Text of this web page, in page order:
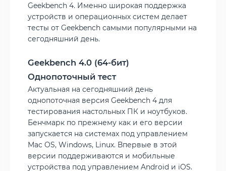
Geekbench 4. Именно широкая поддержка
устройств и операционных систем делает
тесты от Geekbench самыми популярными на
сегодняшний день.
Geekbench 4.0 (64-бит)
Однопоточный тест
Актуальная на сегодняшний день
однопоточная версия Geekbench 4 для
тестирования настольных ПК и ноутбуков.
Бенчмарк по прежнему как и его версии
запускается на системах под управлением
Mac OS, Windows, Linux. Впервые в этой
версии поддерживаются и мобильные
устройства под управлением Android и iOS.